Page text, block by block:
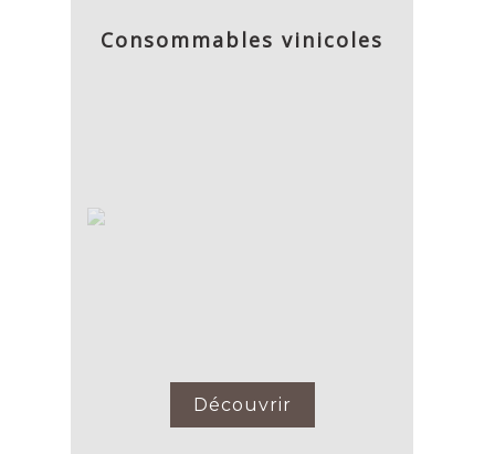
Consommables vinicoles
Découvrir